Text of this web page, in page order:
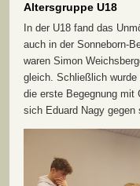
Altersgruppe U18
In der U18 fand das
auch in der Sonneborn-
waren Simon
gleich. Schließlich
die erste Begegnung mit
sich Eduard Nagy gegen